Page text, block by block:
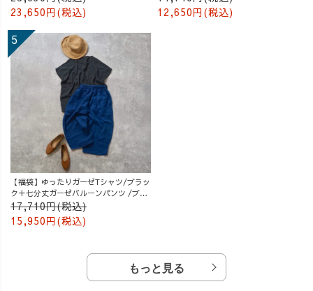
23,650円(税込)
12,650円(税込)
【福袋】ゆったりガーゼTシャツ/ブラッ
ク＋七分丈ガーゼバルーンパンツ /ブル
ー
17,710円(税込)
15,950円(税込)
もっと見る